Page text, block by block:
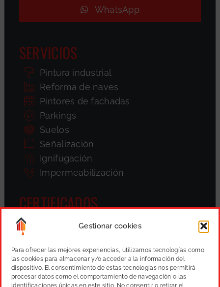
Gestionar cookies
Para ofrecer las mejores experiencias, utilizamos tecnologías como
las cookies para almacenar y/o acceder a la información del
dispositivo. El consentimiento de estas tecnologías nos permitirá
procesar datos como el comportamiento de navegación o las
identificaciones únicas en este sitio. No consentir o retirar el
WhatsApp
SERVICIOS
Pintura industrial
Reforma de naves
Pintores de fachadas
Parkings
Suelos
Señalización
Ignifugación
Impermeabilización
CERTIFICADOS